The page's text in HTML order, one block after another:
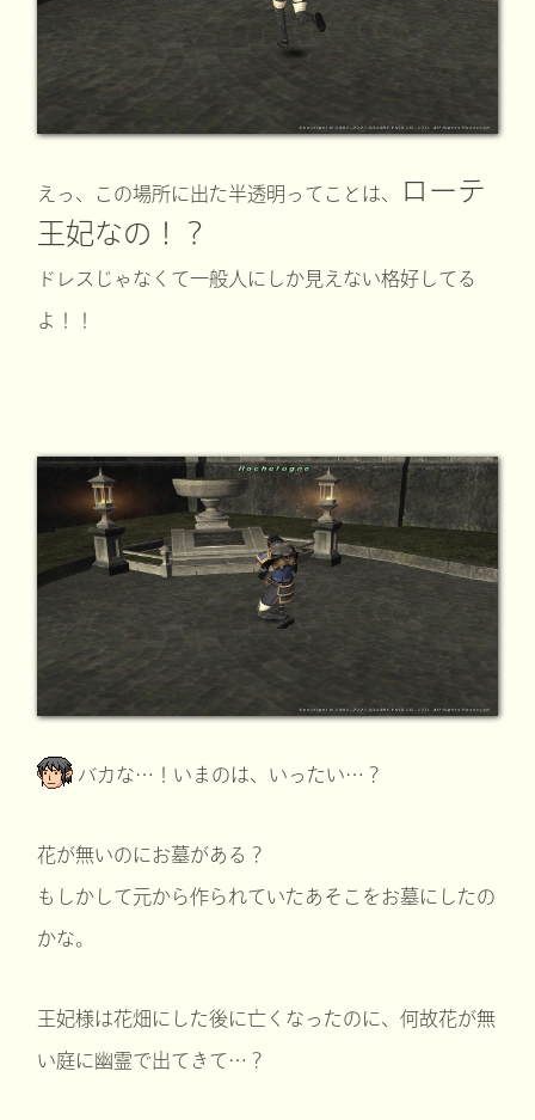
えっ、この場所に出た半透明ってことは、
ローテ
王妃なの！？
ドレスじゃなくて一般人にしか見えない格好してる
よ！！
バカな…！いまのは、いったい…？
花が無いのにお墓がある？
もしかして元から作られていたあそこをお墓にしたの
かな。
王妃様は花畑にした後に亡くなったのに、何故花が無
い庭に幽霊で出てきて…？